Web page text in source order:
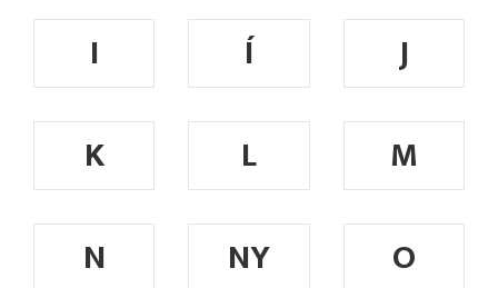
I
Í
J
K
L
M
N
NY
O